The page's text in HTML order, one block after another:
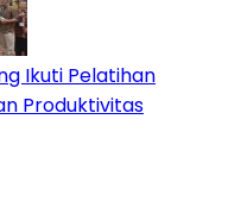
Ikuti Pelatihan
Produktivitas